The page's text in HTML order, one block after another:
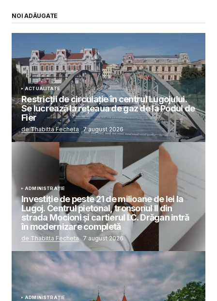
NOI ADĂUGATE
ACTUALITATE
Restricții de circulație în centrul Lugojului.
Se lucrează la rețeaua de gaz de la Podul de
Fier
de Thabitta Fecheta 7 august 2026
ADMINISTRAȚIE
Investiție de peste 21 de milioane de lei la
Lugoj. Centrul pietonal, tronsonul II din
strada Mocioni și cartierul I.C. Drăgan intră
în modernizare completă
de Thabitta Fecheta 7 august 2026
ADMINISTRAȚIE